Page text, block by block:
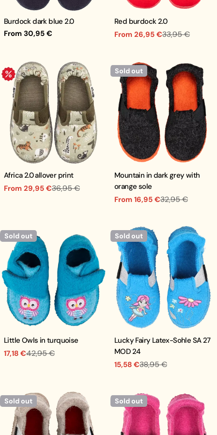
Burdock dark blue 2.0
Regular
From 30,95 €
Red burdock 2.0
Sale
From 26,95 €
Regular
33,95 €
.
Africa 2.0 allover print
Sale
From 29,95 €
Regular
36,95 €
Sold out
Mountain in dark grey with
orange sole
Sale
From 16,95 €
Regular
32,95 €
Sold out
Little Owls in turquoise
Sale
17,18 €
Regular42,95 €
Sold out
Lucky Fairy Latex-Sohle SA 27
MOD 24
Sale
15,58 €
Regular38,95 €
Sold out Sold out